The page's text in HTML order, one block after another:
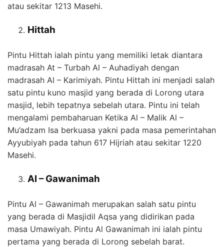
atau sekitar 1213 Masehi.
Hittah
Pintu Hittah ialah pintu yang memiliki letak diantara
madrasah At – Turbah Al – Auhadiyah dengan
madrasah Al – Karimiyah. Pintu Hittah ini menjadi salah
satu pintu kuno masjid yang berada di Lorong utara
masjid, lebih tepatnya sebelah utara. Pintu ini telah
mengalami pembaharuan Ketika Al – Malik Al –
Mu’adzam Isa berkuasa yakni pada masa pemerintahan
Ayyubiyah pada tahun 617 Hijriah atau sekitar 1220
Masehi.
Al – Gawanimah
Pintu Al – Gawanimah merupakan salah satu pintu
yang berada di Masjidil Aqsa yang didirikan pada
masa Umawiyah. Pintu Al Gawanimah ini ialah pintu
pertama yang berada di Lorong sebelah barat.